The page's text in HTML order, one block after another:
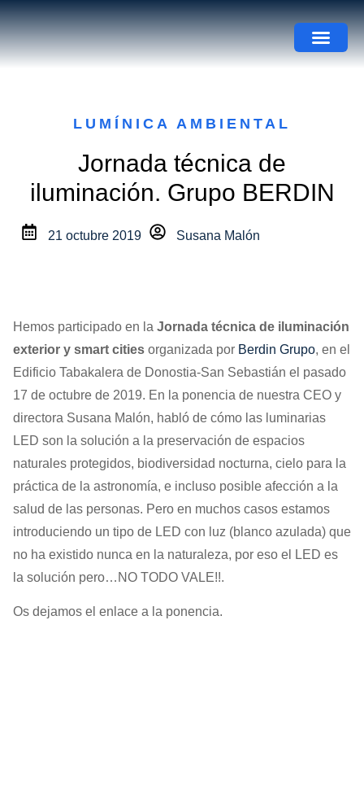
LUMÍNICA AMBIENTAL
Jornada técnica de
iluminación. Grupo BERDIN
21 octubre 2019 Susana Malón
Hemos participado en la Jornada técnica de iluminación
exterior y smart cities organizada por Berdin Grupo, en el
Edificio Tabakalera de Donostia-San Sebastián el pasado
17 de octubre de 2019. En la ponencia de nuestra CEO y
directora Susana Malón, habló de cómo las luminarias
LED son la solución a la preservación de espacios
naturales protegidos, biodiversidad nocturna, cielo para la
práctica de la astronomía, e incluso posible afección a la
salud de las personas. Pero en muchos casos estamos
introduciendo un tipo de LED con luz (blanco azulada) que
no ha existido nunca en la naturaleza, por eso el LED es
la solución pero…NO TODO VALE!!.
Os dejamos el enlace a la ponencia.